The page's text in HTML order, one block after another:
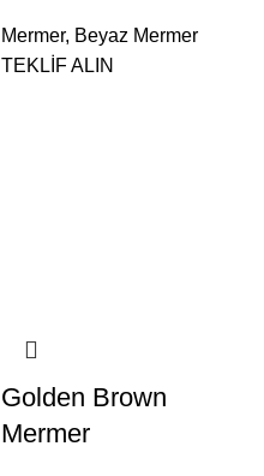
Mermer, Beyaz Mermer
TEKLİF ALIN
Golden Brown
Mermer